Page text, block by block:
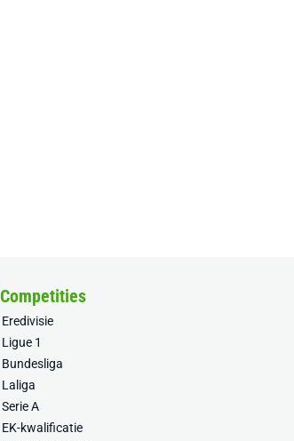
Competities
Eredivisie
Ligue 1
Bundesliga
Laliga
Serie A
EK-kwalificatie